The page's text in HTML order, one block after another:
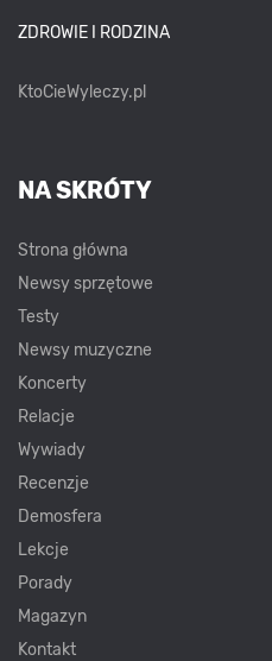
ZDROWIE I RODZINA
KtoCieWyleczy.pl
NA SKRÓTY
Strona główna
Newsy sprzętowe
Testy
Newsy muzyczne
Koncerty
Relacje
Wywiady
Recenzje
Demosfera
Lekcje
Porady
Magazyn
Kontakt